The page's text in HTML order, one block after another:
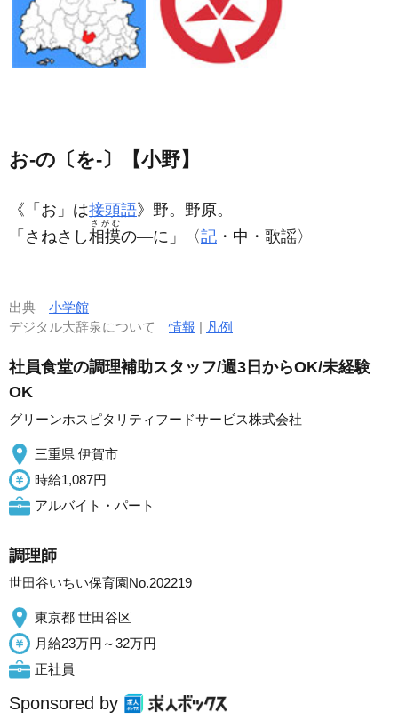
お‐の〔を‐〕【小野】
《「お」は接頭語》野。野原。
「さねさし相摸
さがむ
の―に」〈記 ・中・歌謡〉
出典 小学館
デジタル大辞泉について情報 | 凡例
社員食堂の調理補助スタッフ/週3日からOK/未経験
OK
グリーンホスピタリティフードサービス株式会社
三重県 伊賀市
時給1,087円
アルバイト・パート
調理師
世田谷いちい保育園No.202219
東京都 世田谷区
月給23万円～32万円
正社員
Sponsored by